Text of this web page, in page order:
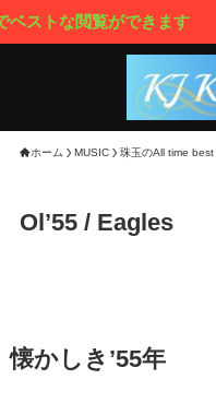
な閲覧ができます
ホーム MUSIC 珠玉のAll time
Ol’55 / Eagles
懐かしき’55